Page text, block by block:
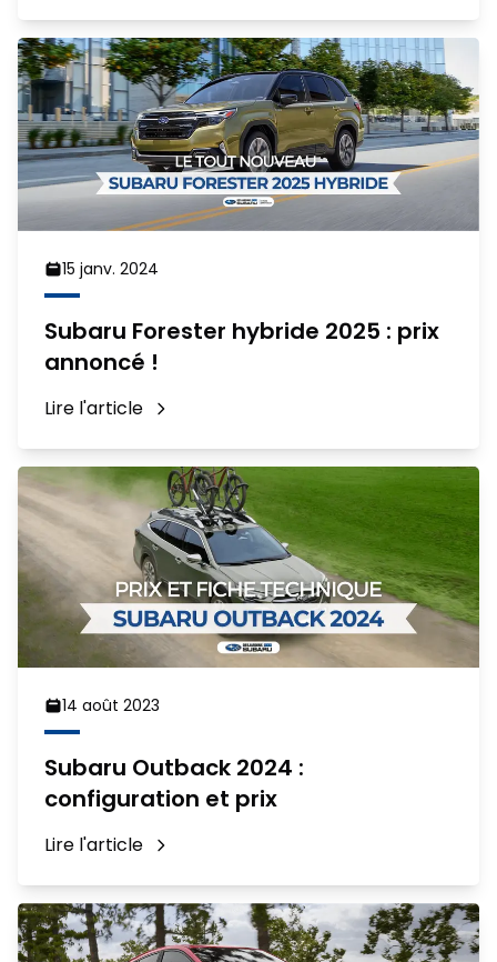
15 janv. 2024
Subaru Forester hybride 2025 : prix
annoncé !
Lire l'article
14 août 2023
Subaru Outback 2024 :
configuration et prix
Lire l'article